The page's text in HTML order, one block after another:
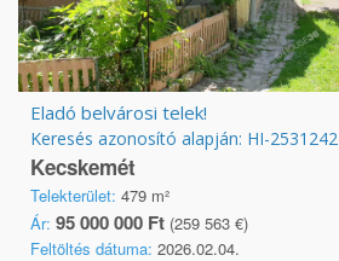
Eladó belvárosi telek!
Keresés azonosító alapján: HI-2531242
Kecskemét
Telekterület: 479 m²
Ár: 95 000 000 Ft (259 563 €)
Feltöltés dátuma: 2026.02.04.